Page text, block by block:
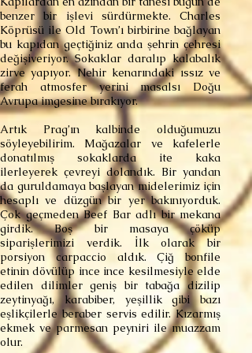
benzer bir işlevi sürdürmekte. Charles
Köprüsü ile Old Town’ı birbirine bağlayan
bu kapıdan geçtiğiniz anda şehrin çehresi
değişiveriyor. Sokaklar daralıp kalabalık
zirve yapıyor. Nehir kenarındaki ıssız ve
ferah atmosfer yerini masalsı Doğu
Avrupa imgesine bırakıyor.
Artık Prag’ın kalbinde olduğumuzu
söyleyebilirim. Mağazalar ve kafelerle
donatılmış sokaklarda ite kaka
ilerleyerek çevreyi dolandık. Bir yandan
da guruldamaya başlayan midelerimiz için
hesaplı ve düzgün bir yer bakınıyorduk.
Çok geçmeden Beef Bar adlı bir mekana
girdik. Boş bir masaya çöküp
siparişlerimizi verdik. İlk olarak bir
porsiyon carpaccio aldık. Çiğ bonfile
etinin dövülüp ince ince kesilmesiyle elde
edilen dilimler geniş bir tabağa dizilip
zeytinyağı, karabiber, yeşillik gibi bazı
eşlikçilerle beraber servis edilir. Kızarmış
ekmek ve parmesan peyniri ile muazzam
olur.